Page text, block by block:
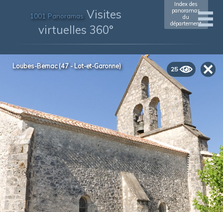
1001 Panoramas Visites
virtuelles 360°
Index des
panoramas
du
département
25
Loubes-Bernac (47 - Lot-et-Garonne)